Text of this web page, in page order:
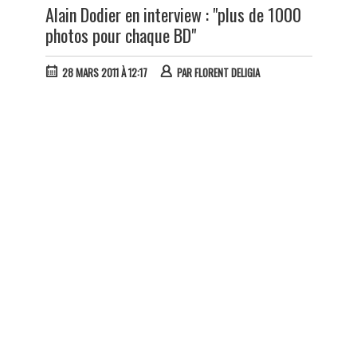
Alain Dodier en interview : "plus de 1000
photos pour chaque BD"
28 MARS 2011 À 12:17 PARFLORENT DELIGIA